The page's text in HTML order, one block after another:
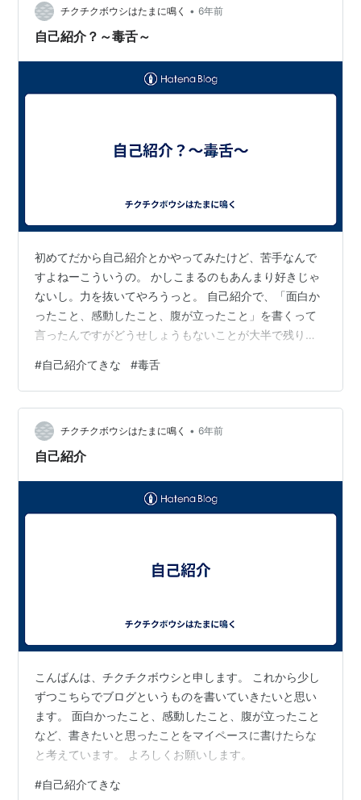
す。 私はリオン・Fと言います。 大学では情報学部に所
属…
チクチクボウシはたまに鳴く • 6年前
自己紹介？～毒舌～
初めてだから自己紹介とかやってみたけど、苦手なんで
すよねーこういうの。 かしこまるのもあんまり好きじゃ
ないし。力を抜いてやろうっと。 自己紹介で、「面白か
ったこと、感動したこと、腹が立ったこと」を書くって
言ったんですがどうせしょうもないことが大半で残りは
言葉に棘があるかもしれませんが、毒舌とでも捉えてく
ださい。 あなたは毒舌な人、口が悪い人ってどう思いま
すか？ 僕はとても好きです。毒舌な人って、自分の考え
方とか価値観とかを周りにしっかり表明できる人だと思
うんです。だから喋ってても裏がなさそうだし言葉がま
#自己紹介てきな #毒舌
チクチクボウシはたまに鳴く • 6年前
自己紹介
こんばんは、チクチクボウシと申します。 これから少し
ずつこちらでブログというものを書いていきたいと思い
ます。 面白かったこと、感動したこと、腹が立ったこと
など、書きたいと思ったことをマイペースに書けたらな
と考えています。 よろしくお願いします。
#自己紹介てきな